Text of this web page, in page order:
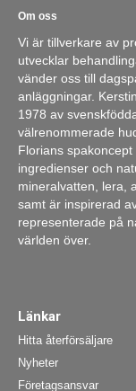
Om oss
Vi är tillverkare av
utvecklar
vänder oss till
anläggningar.
1978 av
välrenommerade
Florians
ingredienser och
mineralvatten, lera,
samt är inspirerad
representerade på
världen över.
Länkar
Hitta återförsäljare
Nyheter
Företagsansvar